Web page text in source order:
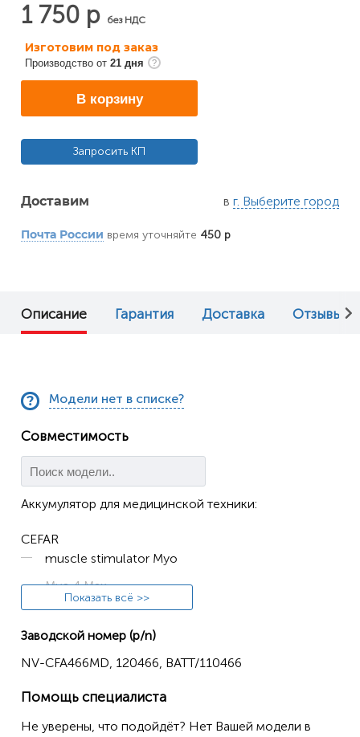
1 750 р без НДС
Изготовим под заказ
Производство от 21 дня
В корзину
Запросить КП
Доставим в г. Выберите город
Почта России время уточняйте 450 р
Описание Гарантия Доставка Отзывы (0)
Модели нет в списке?
Совместимость
Аккумулятор для медицинской техники:
CEFAR
muscle stimulator Myo
Myo 4 Max
MYO REH AB4
Rehab 4
Stimulator Musculaire Myo
GLOBUS
Activa 300
Показать всё >>
Заводской номер (p/n)
NV-CFA466MD, 120466, BATT/110466
Помощь специалиста
Не уверены, что подойдёт? Нет Вашей модели в